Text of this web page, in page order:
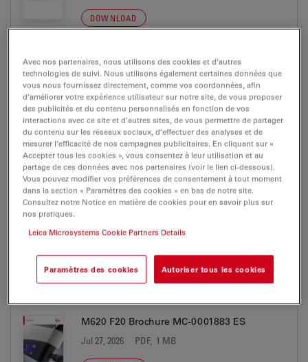
DOWNLOAD
ErgonOptic Brochure MC-0000320 FR
Jul 27, 2026 PDF, 1 MB
DOWNLOAD
M620 F20 Brochure MC-0001883 DE
Jul 27, 2026 PDF, 1 MB
DOWNLOAD
M620 F20 Brochure MC-0001883 EN
Jul 27, 2026 PDF, 1 MB
DOWNLOAD
M620 F20 Brochure MC-0001883 ES
Jul 27, 2026 PDF, 1 MB
Avec nos partenaires, nous utilisons des cookies et d’autres
technologies de suivi. Nous utilisons également certaines données que
vous nous fournissez directement, comme vos coordonnées, afin
d’améliorer votre expérience utilisateur sur notre site, de vous proposer
des publicités et du contenu personnalisés en fonction de vos
interactions avec ce site et d’autres sites, de vous permettre de partager
du contenu sur les réseaux sociaux, d’effectuer des analyses et de
mesurer l’efficacité de nos campagnes publicitaires. En cliquant sur «
Accepter tous les cookies », vous consentez à leur utilisation et au
partage de ces données avec nos partenaires (voir le lien ci-dessous).
Vous pouvez modifier vos préférences de consentement à tout moment
dans la section « Paramètres des cookies » en bas de notre site.
Consultez notre Notice en matière de cookies pour en savoir plus sur
nos pratiques.
Leica Microsystems Cookie Partners Details
Paramètres des cookies Autoriser tous les cookies